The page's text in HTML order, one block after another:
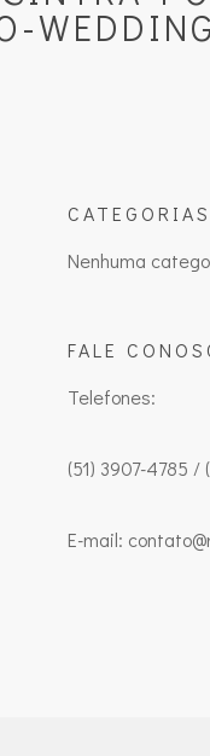
CATEGORIAS
Nenhuma
FALE
Telefones:
(51) 3907-4785 /
E-mail: